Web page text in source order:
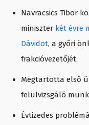
Navracsics Tibor
miniszter két évre
Dávidot, a győri
frakcióvezetőjét.
Megtartotta első
felülvizsgáló
Évtizedes